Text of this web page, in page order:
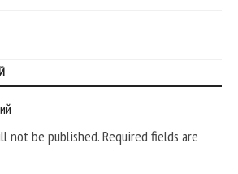
not be published. Required fields are